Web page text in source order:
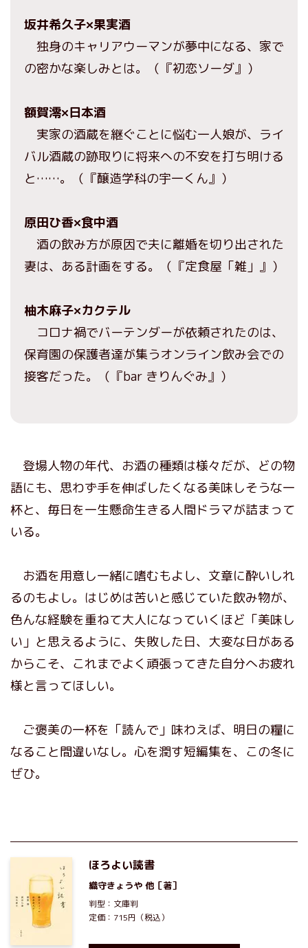
坂井希久子×果実酒
独身のキャリアウーマンが夢中になる、家で
の密かな楽しみとは。（『初恋ソーダ』）
額賀澪×日本酒
実家の酒蔵を継ぐことに悩む一人娘が、ライ
バル酒蔵の跡取りに将来への不安を打ち明ける
と……。（『醸造学科の宇一くん』）
原田ひ香×食中酒
酒の飲み方が原因で夫に離婚を切り出された
妻は、ある計画をする。（『定食屋「雑」』）
柚木麻子×カクテル
コロナ禍でバーテンダーが依頼されたのは、
保育園の保護者達が集うオンライン飲み会での
接客だった。（『bar きりんぐみ』）
登場人物の年代、お酒の種類は様々だが、どの物
語にも、思わず手を伸ばしたくなる美味しそうな一
杯と、毎日を一生懸命生きる人間ドラマが詰まって
いる。
お酒を用意し一緒に嗜むもよし、文章に酔いしれ
るのもよし。はじめは苦いと感じていた飲み物が、
色んな経験を重ねて大人になっていくほど「美味し
い」と思えるように、失敗した日、大変な日がある
からこそ、これまでよく頑張ってきた自分へお疲れ
様と言ってほしい。
ご褒美の一杯を「読んで」味わえば、明日の糧に
なること間違いなし。心を潤す短編集を、この冬に
ぜひ。
ほろよい読書
織守きょうや 他［著］
判型：文庫判
定価：715円（税込）